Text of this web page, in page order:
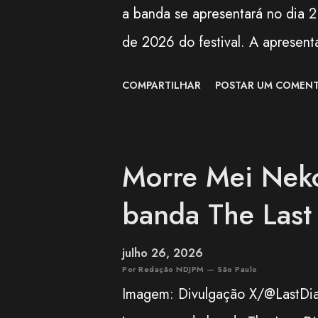
a banda se apresentará no dia
de 2026 do festival. A
Okinawa, o BEGIN é um dos
contemporânea. O trio
Entre os maiores sucessos do
Sousou", "Koishikute", "Egao
COMPARTILHAR POSTAR UM
Morre Mei
banda The
julho 26, 2026
Por Redação NDJPM — São Paulo
Imagem: Divulgação X/